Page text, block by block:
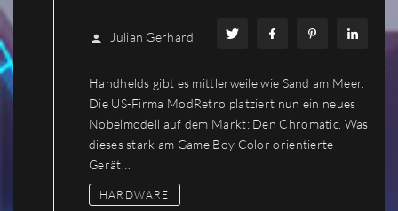
Julian Gerhard
Handhelds gibt es mittlerweile wie Sand am Meer.
Die US-Firma ModRetro platziert nun ein neues
Nobelmodell auf dem Markt: Den Chromatic. Was
dieses stark am Game Boy Color orientierte
Gerät…
HARDWARE